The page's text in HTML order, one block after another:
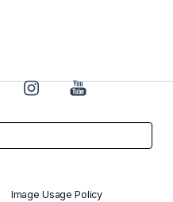
Image Usage Policy